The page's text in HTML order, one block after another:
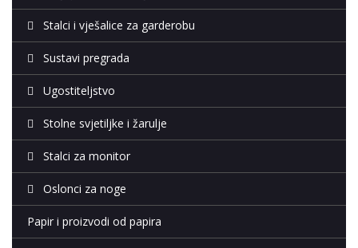
Stalci i vješalice za garderobu
Sustavi pregrada
Ugostiteljstvo
Stolne svjetiljke i žarulje
Stalci za monitor
Oslonci za noge
Papir i proizvodi od papira